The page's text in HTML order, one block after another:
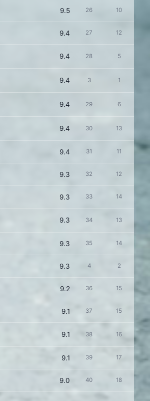
9.5 26 10
9.4 27 12
9.4 28 5
9.4 3 1
9.4 29 6
9.4 30 13
9.4 31 11
9.3 32 12
9.3 33 14
9.3 34 13
9.3 35 14
9.3 4 2
9.2 36 15
9.1 37 15
9.1 38 16
9.1 39 17
9.0 40 18